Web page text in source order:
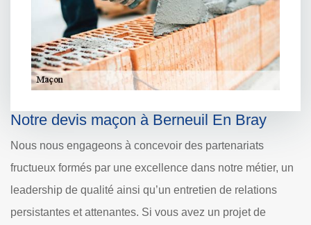
Notre devis maçon à Berneuil En Bray
Nous nous engageons à concevoir des partenariats
fructueux formés par une excellence dans notre métier, un
leadership de qualité ainsi qu’un entretien de relations
persistantes et attenantes. Si vous avez un projet de